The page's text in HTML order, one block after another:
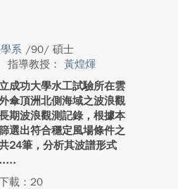
系 /90/ 碩士
指導教授： 黃煌煇
成功大學水工試驗所在雲
傘頂洲北側海域之波浪觀
期波浪觀測記錄，根據本
選出符合穩定風場條件之
24筆，分析其波譜形式
載：20